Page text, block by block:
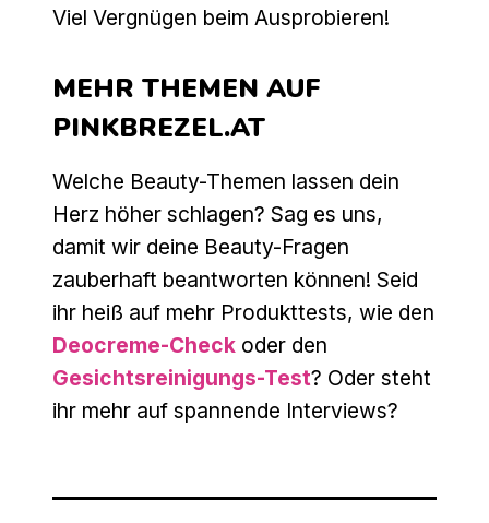
Viel Vergnügen beim Ausprobieren!
MEHR THEMEN AUF
PINKBREZEL.AT
Welche Beauty-Themen lassen dein
Herz höher schlagen? Sag es uns,
damit wir deine Beauty-Fragen
zauberhaft beantworten können! Seid
ihr heiß auf mehr Produkttests, wie den
Deocreme-Check oder den
Gesichtsreinigungs-Test? Oder steht
ihr mehr auf spannende Interviews?